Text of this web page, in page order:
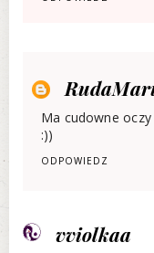
Ma cudowne
:))
ODPOWIEDZ
vviolkaa